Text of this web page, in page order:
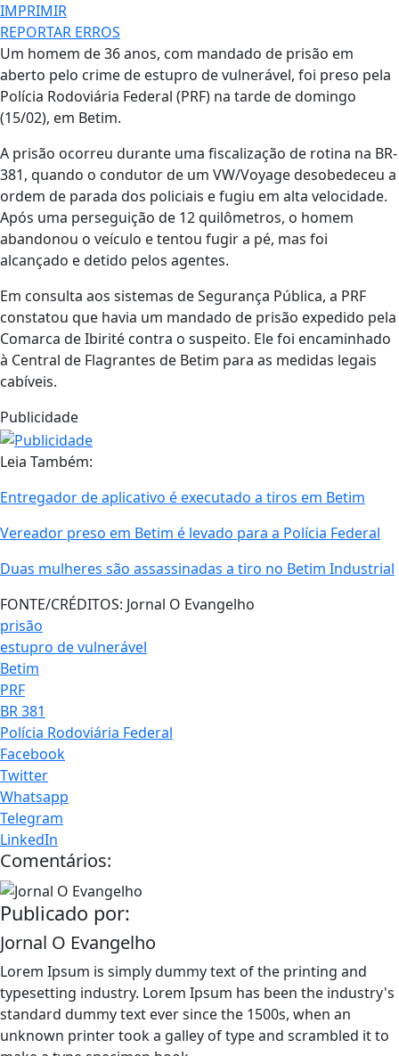
IMPRIMIR
REPORTAR ERROS
Um homem de 36 anos, com mandado de prisão em
aberto pelo crime de estupro de vulnerável, foi preso pela
Polícia Rodoviária Federal (PRF) na tarde de domingo
(15/02), em Betim.
A prisão ocorreu durante uma fiscalização de rotina na BR-
381, quando o condutor de um VW/Voyage desobedeceu a
ordem de parada dos policiais e fugiu em alta velocidade.
Após uma perseguição de 12 quilômetros, o homem
abandonou o veículo e tentou fugir a pé, mas foi
alcançado e detido pelos agentes.
Em consulta aos sistemas de Segurança Pública, a PRF
constatou que havia um mandado de prisão expedido pela
Comarca de Ibirité contra o suspeito. Ele foi encaminhado
à Central de Flagrantes de Betim para as medidas legais
cabíveis.
Publicidade
Leia Também:
Entregador de aplicativo é executado a tiros em Betim
Vereador preso em Betim é levado para a Polícia Federal
Duas mulheres são assassinadas a tiro no Betim Industrial
FONTE/CRÉDITOS: Jornal O Evangelho
prisão
estupro de vulnerável
Betim
PRF
BR 381
Polícia Rodoviária Federal
Facebook
Twitter
Whatsapp
Telegram
LinkedIn
Comentários:
Publicado por:
Jornal O Evangelho
Lorem Ipsum is simply dummy text of the printing and
typesetting industry. Lorem Ipsum has been the industry's
standard dummy text ever since the 1500s, when an
unknown printer took a galley of type and scrambled it to